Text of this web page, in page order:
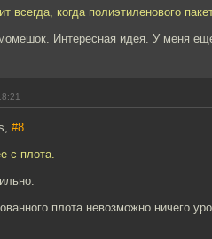
всегда, когда полиэтиленового
Интересная идея. У меня
#8
с плота.
плота невозможно ничего